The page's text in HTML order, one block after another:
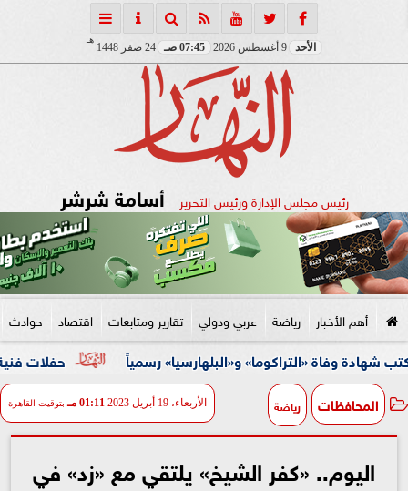
الأحد 07:45 صـ 24 صفر 1448
هـ
رئيس مجلس الإدارة ورئيس التحرير أسامة شرشر
أهم الأخبار رياضة عربي ودولي تقارير ومتابعات اقتصاد حوادث
حفلات فنية وأنشطة «التراكوما» و«البلهارسيا» رسمياً
المحافظات رياضة الأربعاء، 19 أبريل 2023 01:11 مـ بتوقيت القاهرة
اليوم.. «كفر الشيخ» يلتقي مع «زد» في